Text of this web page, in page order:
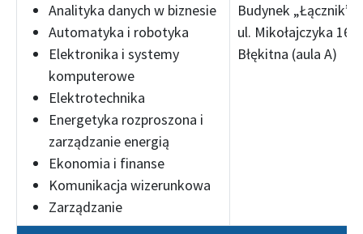
Analityka danych w biznesie
Automatyka i robotyka
Elektronika i systemy
komputerowe
Elektrotechnika
Energetyka rozproszona i
zarządzanie energią
Ekonomia i finanse
Komunikacja wizerunkowa
Zarządzanie
Budynek „Łącznik”,
ul. Mikołajczyka 16,
Błękitna (aula A)